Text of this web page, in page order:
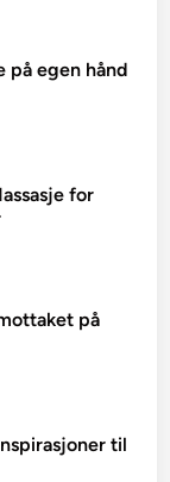
på egen hånd
for
på
til